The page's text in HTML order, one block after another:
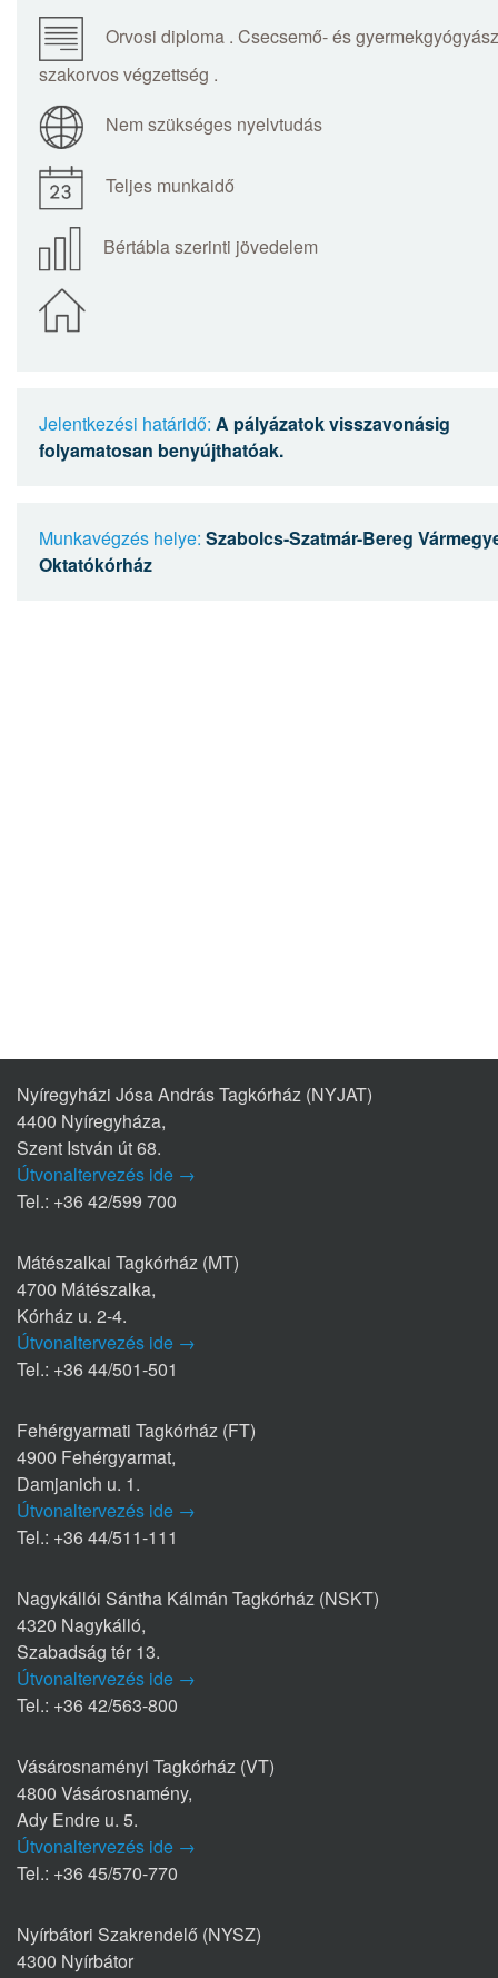
Orvosi diploma . Csecsemő- és gyermekgyógyász
szakorvos végzettség .
Nem szükséges nyelvtudás
Teljes munkaidő
Bértábla szerinti jövedelem
Jelentkezési határidő: A pályázatok visszavonásig
folyamatosan benyújthatóak.
Munkavégzés helye: Szabolcs-Szatmár-Bereg
Oktatókórház
Nyíregyházi Jósa András Tagkórház (NYJAT)
4400 Nyíregyháza,
Szent István út 68.
Útvonaltervezés ide →
Tel.: +36 42/599 700
Mátészalkai Tagkórház (MT)
4700 Mátészalka,
Kórház u. 2-4.
Útvonaltervezés ide →
Tel.: +36 44/501-501
Fehérgyarmati Tagkórház (FT)
4900 Fehérgyarmat,
Damjanich u. 1.
Útvonaltervezés ide →
Tel.: +36 44/511-111
Nagykállói Sántha Kálmán Tagkórház (NSKT)
4320 Nagykálló,
Szabadság tér 13.
Útvonaltervezés ide →
Tel.: +36 42/563-800
Vásárosnaményi Tagkórház (VT)
4800 Vásárosnamény,
Ady Endre u. 5.
Útvonaltervezés ide →
Tel.: +36 45/570-770
Nyírbátori Szakrendelő (NYSZ)
4300 Nyírbátor